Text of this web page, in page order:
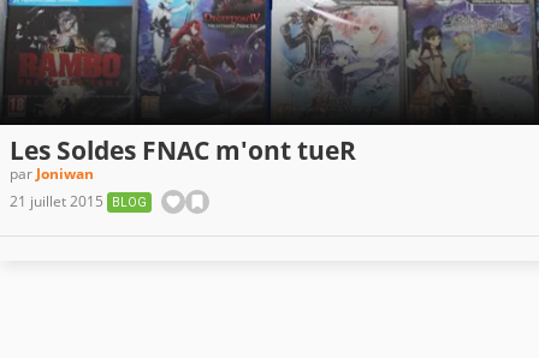
Les Soldes FNAC m'ont tueR
par Joniwan
21 juillet 2015
BLOG